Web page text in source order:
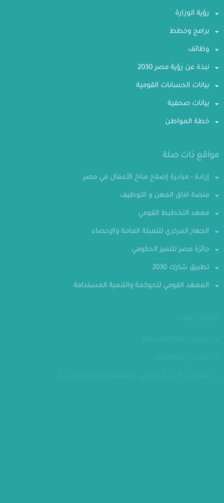
رؤية الوزارة
برامج وخطط
وظائف
نبذة عن رؤية مصر 2030
بيانات الحسابات القومية
بيانات صحفية
خطة المواطن
مواقع ذات صلة
إرادة - مبادرة إصلاح مناخ الأعمال في مصر
منصة افاق المهن و التوظيف
معهد التخطيط القومي
الجهاز المركزي للتعبئة العامة والإحصاء
جائزة مصر للتميز الحكومي
تطبيق شارك 2030
المعهد القومي للحوكمة والتنمية المستدامة